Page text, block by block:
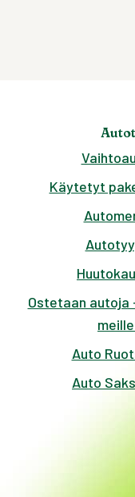
Autot
Käytetyt
Ostetaan autoja
Auto
Auto